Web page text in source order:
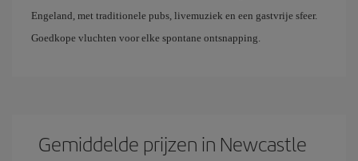
Engeland, met traditionele pubs, livemuziek en een gastvrije sfeer.
Goedkope vluchten voor elke spontane ontsnapping.
Gemiddelde prijzen in Newcastle